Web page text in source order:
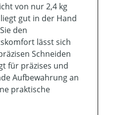
von nur 2,4 kg
gut in der Hand
den
lässt sich
Schneiden
für präzises und
Aufbewahrung an
praktische